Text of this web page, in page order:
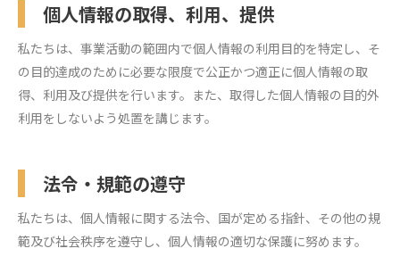
個人情報の取得、利用、提供
私たちは、事業活動の範囲内で個人情報の利用目的を特定し、そ
の目的達成のために必要な限度で公正かつ適正に個人情報の取
得、利用及び提供を行います。また、取得した個人情報の目的外
利用をしないよう処置を講じます。
法令・規範の遵守
私たちは、個人情報に関する法令、国が定める指針、その他の規
範及び社会秩序を遵守し、個人情報の適切な保護に努めます。